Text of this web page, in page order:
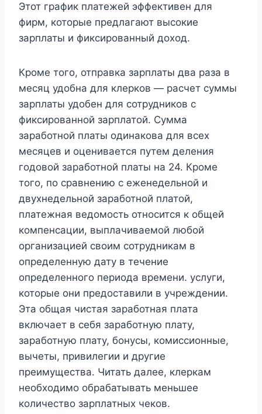
Этот график платежей эффективен для
фирм, которые предлагают высокие
зарплаты и фиксированный доход.
Кроме того, отправка зарплаты два раза в
месяц удобна для клерков — расчет суммы
зарплаты удобен для сотрудников с
фиксированной зарплатой. Сумма
заработной платы одинакова для всех
месяцев и оценивается путем деления
годовой заработной платы на 24. Кроме
того, по сравнению с еженедельной и
двухнедельной заработной платой,
платежная ведомость относится к общей
компенсации, выплачиваемой любой
организацией своим сотрудникам в
определенную дату в течение
определенного периода времени. услуги,
которые они предоставили в учреждении.
Эта общая чистая заработная плата
включает в себя заработную плату,
заработную плату, бонусы, комиссионные,
вычеты, привилегии и другие
преимущества. Читать далее, клеркам
необходимо обрабатывать меньшее
количество зарплатных чеков.